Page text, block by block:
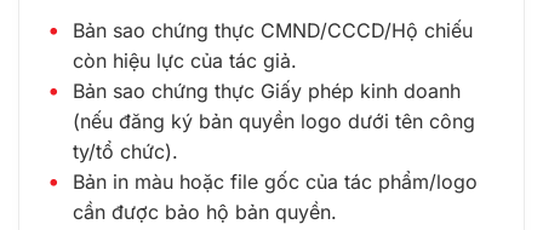
Bản sao chứng thực CMND/CCCD/Hộ chiếu
còn hiệu lực của tác giả.
Bản sao chứng thực Giấy phép kinh doanh
(nếu đăng ký bản quyền logo dưới tên công
ty/tổ chức).
Bản in màu hoặc file gốc của tác phẩm/logo
cần được bảo hộ bản quyền.